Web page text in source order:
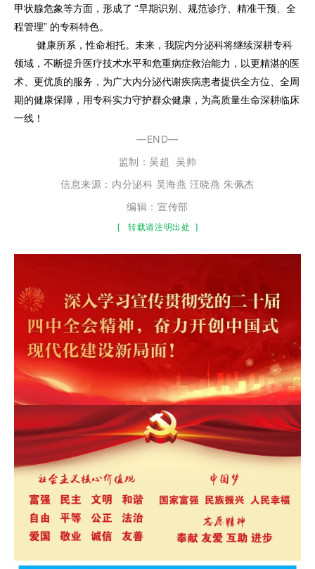
甲状腺危象等方面，形成了 “早期识别、规范诊疗、精准干预、全
程管理” 的专科特色。
健康所系，性命相托。未来，我院内分泌科将继续深耕专科
领域，不断提升医疗技术水平和危重病症救治能力，以更精湛的医
术、更优质的服务，为广大内分泌代谢疾病患者提供全方位、全周
期的健康保障，用专科实力守护群众健康，为高质量生命深耕临床
一线！
—END—
监制： 吴超
吴帅
信息来源：内分泌科 吴海燕 汪晓燕 朱佩杰
编辑：宣传部
[ 转载请注明出处 ]